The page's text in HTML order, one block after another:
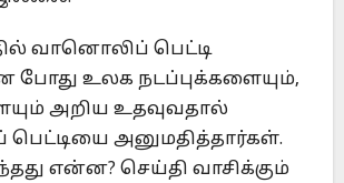
வானொலிப் பெட்டி
போது உலக நடப்புக்களையும்,
அறிய உதவுவதால்
அனுமதித்தார்கள்.
என்ன? செய்தி வாசிக்கும்